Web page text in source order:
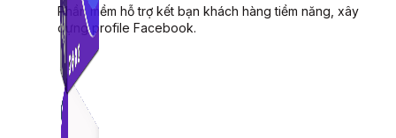
Phần mềm hỗ trợ kết bạn khách hàng tiềm năng, xây
dựng profile Facebook.